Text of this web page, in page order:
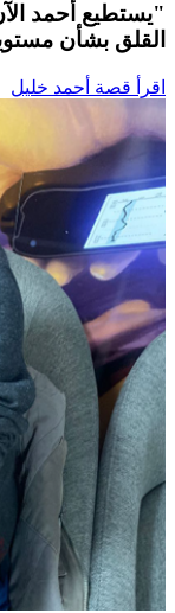
"يستطيع أحمد
القلق بشأن
اقرأ قصة أحمد خليل